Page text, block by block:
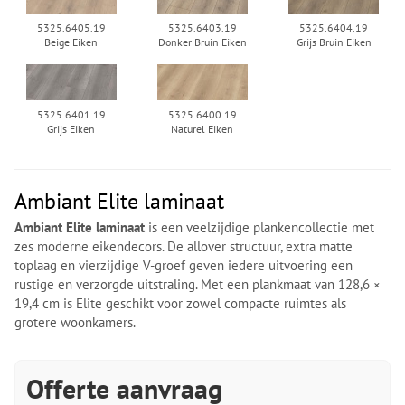
5325.6405.19
Beige Eiken
5325.6403.19
Donker Bruin Eiken
5325.6404.19
Grijs Bruin Eiken
5325.6401.19
Grijs Eiken
5325.6400.19
Naturel Eiken
Ambiant Elite laminaat
Ambiant Elite laminaat is een veelzijdige plankencollectie met
zes moderne eikendecors. De allover structuur, extra matte
toplaag en vierzijdige V-groef geven iedere uitvoering een
rustige en verzorgde uitstraling. Met een plankmaat van 128,6 ×
19,4 cm is Elite geschikt voor zowel compacte ruimtes als
grotere woonkamers.
Offerte aanvraag